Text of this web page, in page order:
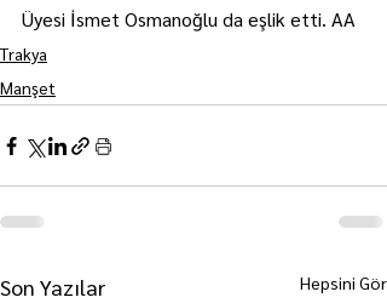
Üyesi İsmet Osmanoğlu da eşlik etti. AA
Trakya
Manşet
Son Yazılar Hepsini Gör